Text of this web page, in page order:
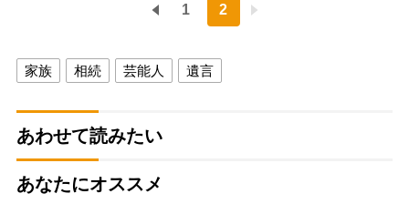
1 2
家族 相続 芸能人 遺言
あわせて読みたい
あなたにオススメ